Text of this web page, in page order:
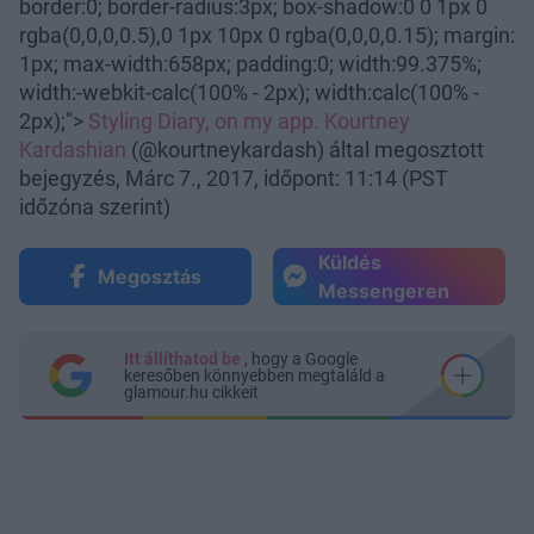
border:0; border-radius:3px; box-shadow:0 0 1px 0
rgba(0,0,0,0.5),0 1px 10px 0 rgba(0,0,0,0.15); margin:
1px; max-width:658px; padding:0; width:99.375%;
width:-webkit-calc(100% - 2px); width:calc(100% -
2px);"> Styling Diary, on my app. Kourtney
Kardashian (@kourtneykardash) által megosztott
bejegyzés, Márc 7., 2017, időpont: 11:14 (PST
időzóna szerint)
Megosztás
Küldés
Messengeren
Itt állíthatod be , hogy a Google
keresőben könnyebben megtaláld a
glamour.hu cikkeit